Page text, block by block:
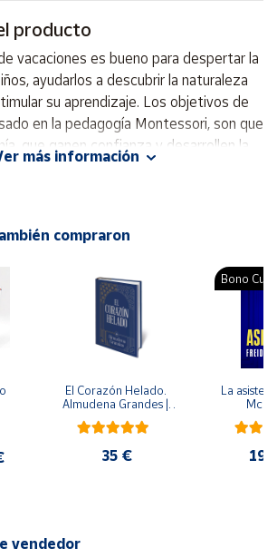
producto
vacaciones es bueno para despertar la
ayudarlos a descubrir la naturaleza
su aprendizaje. Los objetivos de
en la pedagogía Montessori, son que
que ganen confianza y desarrollen la
así como mejoren las
más información
compraron
El Corazón Helado.
Almudena Grandes |
Edición especial de
lujo | Libro con sello y
35 €
Bono
La
vendedor